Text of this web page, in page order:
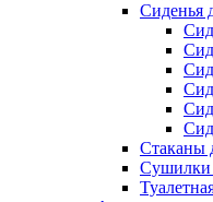
Сиденья
Стаканы
Сушилки